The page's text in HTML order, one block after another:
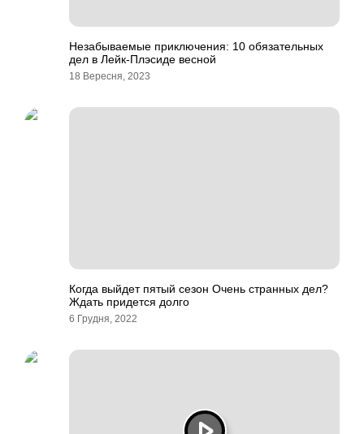
Незабываемые приключения: 10 обязательных
дел в Лейк-Плэсиде весной
18 Вересня, 2023
Когда выйдет пятый сезон Очень странных дел?
Ждать придется долго
6 Грудня, 2022